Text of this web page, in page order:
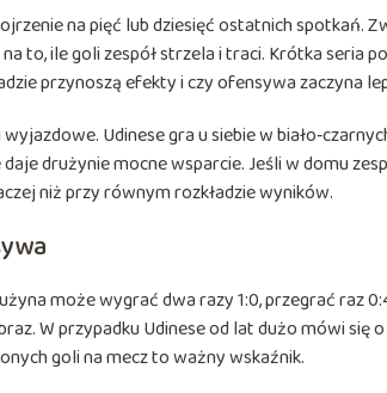
na pięć lub dziesięć ostatnich spotkań.
to, ile goli zespół strzela i traci. Krótka seria
przynoszą efekty i czy ofensywa zaczyna
Udinese gra u siebie w
drużynie mocne wsparcie. Jeśli w domu
niż przy równym rozkładzie wyników.
może wygrać dwa razy 1:0, przegrać raz
W przypadku Udinese od lat dużo mówi się
goli na mecz to ważny wskaźnik.